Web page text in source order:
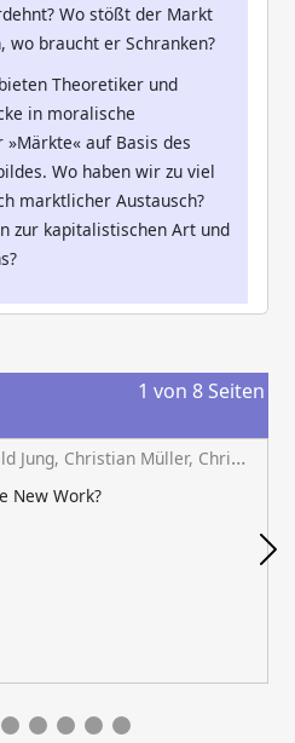
Wo stößt der Markt
wo braucht er Schranken?
Theoretiker und
in moralische
auf Basis des
Wo haben wir zu viel
marktlicher Austausch?
zur kapitalistischen Art und
1 von 8 Seiten
Harald Jung, Christian Müller, Christian Heuser (Hg.)
New Work?